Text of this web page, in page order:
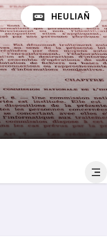
HEULIAÑ